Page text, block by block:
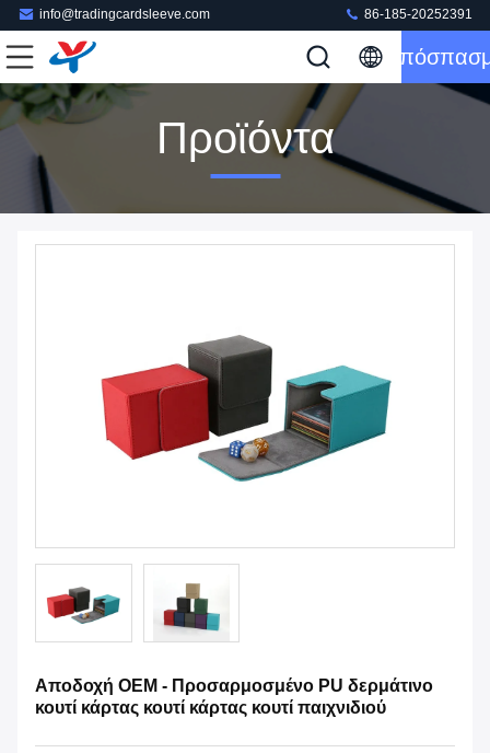
info@tradingcardsleeve.com 86-185-20252391
Προϊόντα
Αποδοχή OEM - Προσαρμοσμένο PU δερμάτινο
κουτί κάρτας κουτί κάρτας κουτί παιχνιδιού